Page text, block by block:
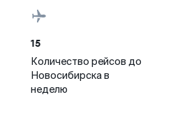
15
Количество рейсов до
Новосибирска в
неделю